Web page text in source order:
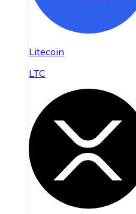
Litecoin
LTC